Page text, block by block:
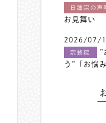
日蓮宗の声
お見舞い
2026/07/
宗務院
”
う”「お悩